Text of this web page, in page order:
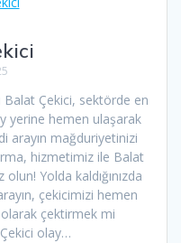
Balat Çekici, sektörde en
yerine hemen ulaşarak
arayın mağduriyetinizi
hizmetimiz ile Balat
Yolda kaldığınızda
çekicimizi hemen
olarak çektirmek mi
olay…